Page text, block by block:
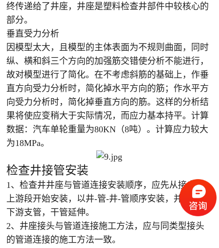
终传递给了井座，井座是塑料检查井部件中较核心的
部分。
垂直受力分析
因模型太大，且模型的主体表面为不规则曲面，同时
纵、横和斜三个方向的加强筋交错使分析不能进行，
故对模型进行了简化。在不考虑斜筋的基础上，作垂
直方向受力分析时，简化掉水平方向的筋；作水平方
向受力分析时，简化掉垂直方向的筋。这样的分析结
果将使应变稍大于实际情况，而应力基本持平。计算
数据：汽车单轮重量为80KN（8吨）。计算应力较大
为18MPa。
检查井接管安装
1、检查井井座与管道连接安装顺序，应先从接户管
上游段开始安装，以井-管-井-管顺序安装，并逐渐向
下游支管，干管延伸。
2、井座接头与管道连接施工方法，应与同类型接头
的管道连接的施工方法一致。